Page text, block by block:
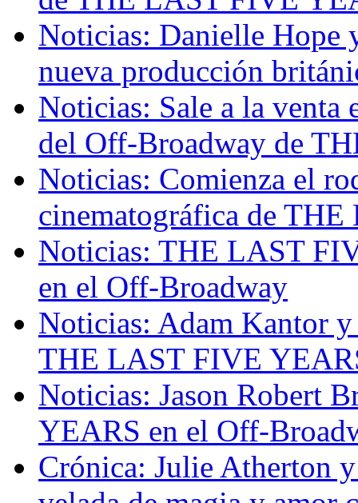
Noticias: Danielle Hope
nueva producción
Noticias: Sale a la venta
del Off-Broadway de
Noticias: Comienza el
cinematográfica de
Noticias: THE LAST
en el Off-Broadway
Noticias: Adam Kantor
THE LAST FIVE
Noticias: Jason Robert
YEARS en el Off-
Crónica: Julie Atherton